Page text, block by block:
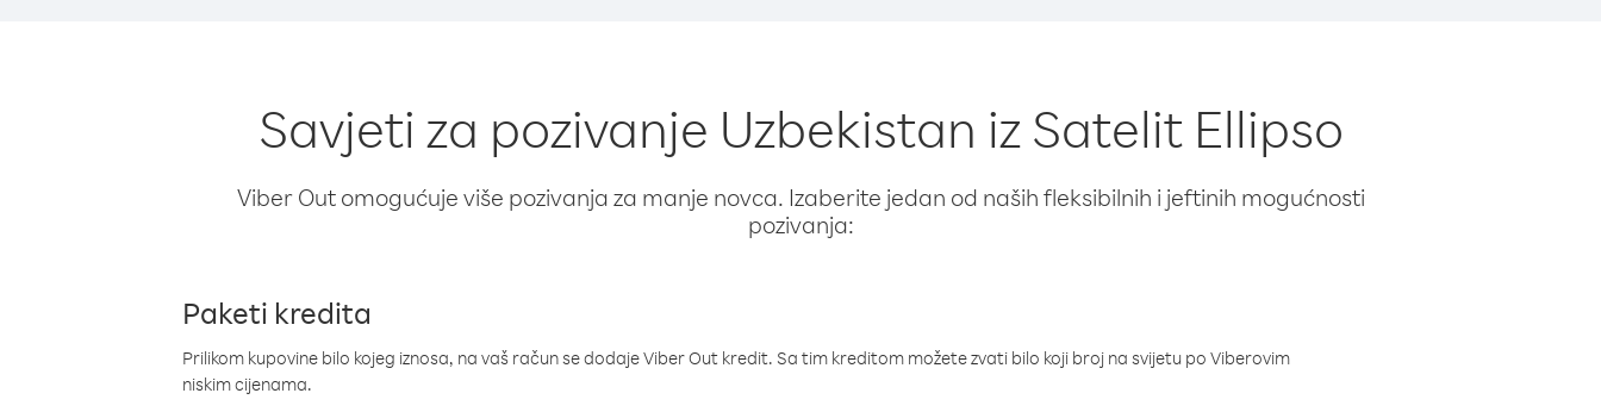
Savjeti za pozivanje Uzbekistan iz Satelit Ellipso
Viber Out omogućuje više pozivanja za manje novca. Izaberite jedan od naših fleksibilnih i jeftinih mogućnosti
pozivanja:
Paketi kredita
Prilikom kupovine bilo kojeg iznosa, na vaš račun se dodaje Viber Out kredit. Sa tim kreditom možete zvati bilo koji broj na svijetu po Viberovim
niskim cijenama.